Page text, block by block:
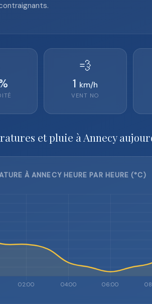
💨
1 km/h
VENT NO
et pluie à Annecy
À ANNECY HEURE PAR HEURE (°C)